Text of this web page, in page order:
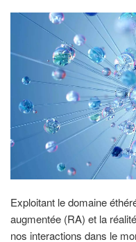
Exploitant le domaine
augmentée (RA) et la
nos interactions dans le